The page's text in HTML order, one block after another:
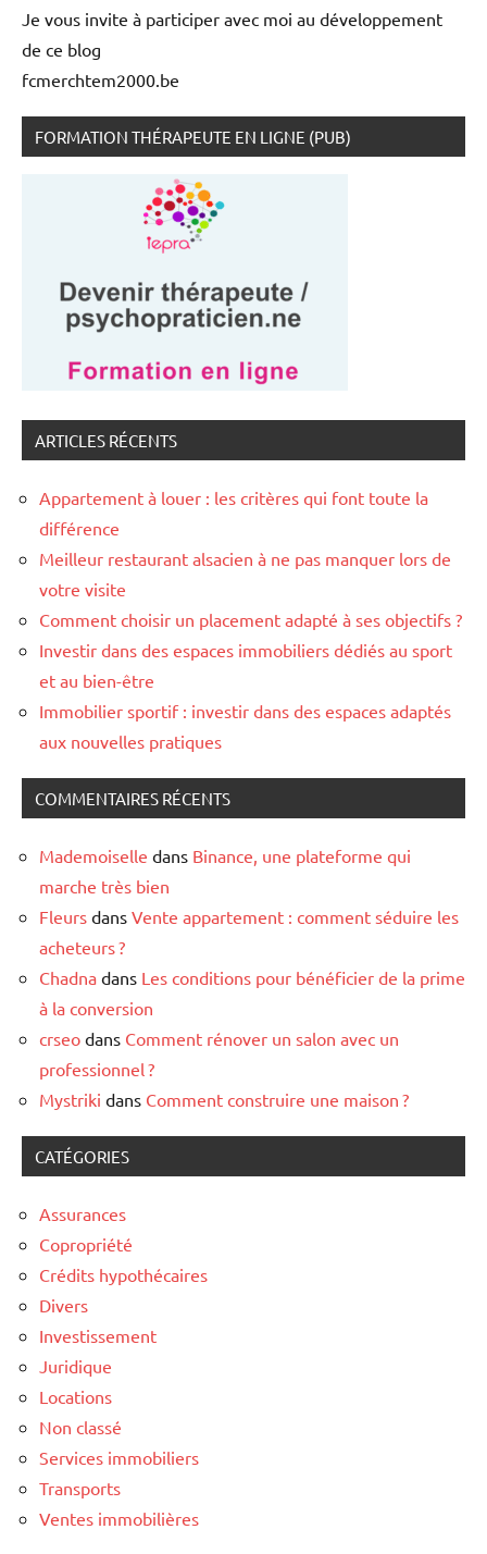
Je vous invite à participer avec moi au développement
de ce blog
fcmerchtem2000.be
FORMATION THÉRAPEUTE EN LIGNE (PUB)
ARTICLES RÉCENTS
Appartement à louer : les critères qui font toute la
différence
Meilleur restaurant alsacien à ne pas manquer lors de
votre visite
Comment choisir un placement adapté à ses objectifs ?
Investir dans des espaces immobiliers dédiés au sport
et au bien-être
Immobilier sportif : investir dans des espaces adaptés
aux nouvelles pratiques
COMMENTAIRES RÉCENTS
Mademoiselle dans Binance, une plateforme qui
marche très bien
Fleurs dans Vente appartement : comment séduire les
acheteurs ?
Chadna dans Les conditions pour bénéficier de la prime
à la conversion
crseo dans Comment rénover un salon avec un
professionnel ?
Mystriki dans Comment construire une maison ?
CATÉGORIES
Assurances
Copropriété
Crédits hypothécaires
Divers
Investissement
Juridique
Locations
Non classé
Services immobiliers
Transports
Ventes immobilières